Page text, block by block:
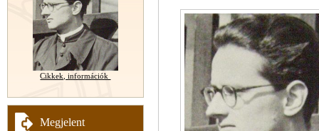
Cikkek, információk
Megjelent